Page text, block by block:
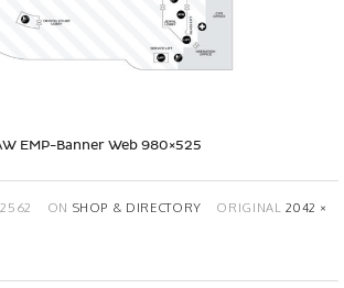
EMP-Banner Web 980×525
ON SHOP & DIRECTORY ORIGINAL2042 ×